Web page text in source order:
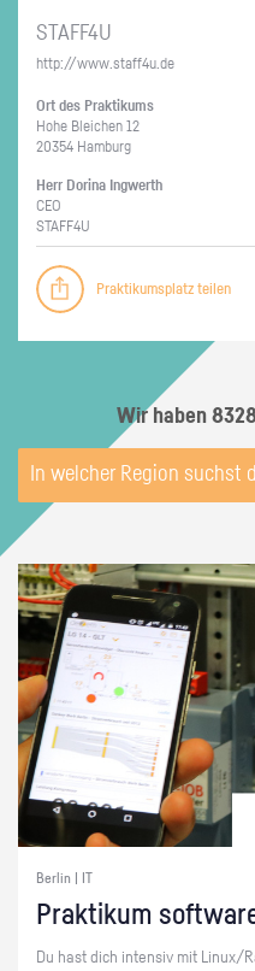
STAF­F4U
http://​www.​staff4u.​de
Ort des Prak­ti­kums
Hohe Blei­chen 12
20354 Ham­burg
Herr Do­ri­na Ing­werth
CEO
STAF­F4U
Praktikumsplatz teilen
Wir haben
Berlin | IT
Prak­ti­kum
Du hast dich in­ten­siv mit Linux/